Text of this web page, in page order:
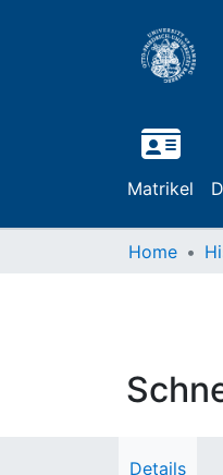
Matrikel
Home
Details